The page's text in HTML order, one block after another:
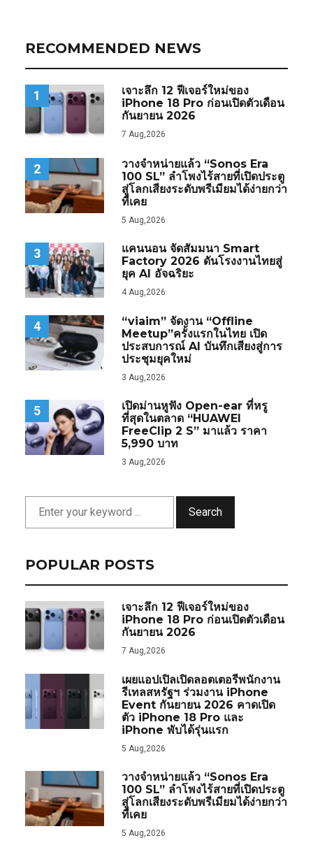
RECOMMENDED NEWS
1
เจาะลึก 12 ฟีเจอร์ใหม่ของ
iPhone 18 Pro ก่อนเปิดตัวเดือน
กันยายน 2026
7 Aug,2026
2
วางจำหน่ายแล้ว “Sonos Era
100 SL” ลำโพงไร้สายที่เปิดประตู
สู่โลกเสียงระดับพรีเมียมได้ง่ายกว่า
ที่เคย
5 Aug,2026
3
แคนนอน จัดสัมมนา Smart
Factory 2026 ดันโรงงานไทยสู่
ยุค AI อัจฉริยะ
4 Aug,2026
4
“viaim” จัดงาน “Offline
Meetup”ครั้งแรกในไทย เปิด
ประสบการณ์ AI บันทึกเสียงสู่การ
ประชุมยุคใหม่
3 Aug,2026
5
เปิดม่านหูฟัง Open-ear ที่หรู
ที่สุดในตลาด “HUAWEI
FreeClip 2 S” มาแล้ว ราคา
5,990 บาท
3 Aug,2026
Search
POPULAR POSTS
เจาะลึก 12 ฟีเจอร์ใหม่ของ
iPhone 18 Pro ก่อนเปิดตัวเดือน
กันยายน 2026
7 Aug,2026
เผยแอปเปิลเปิดลอตเตอรีพนักงาน
รีเทลสหรัฐฯ ร่วมงาน iPhone
Event กันยายน 2026 คาดเปิด
ตัว iPhone 18 Pro และ
iPhone พับได้รุ่นแรก
5 Aug,2026
วางจำหน่ายแล้ว “Sonos Era
100 SL” ลำโพงไร้สายที่เปิดประตู
สู่โลกเสียงระดับพรีเมียมได้ง่ายกว่า
ที่เคย
5 Aug,2026